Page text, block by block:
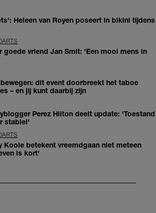
Heleen van Royen poseert in bikini tijdens
goede vriend Jan Smit: 'Een mooi mens in
dit event doorbreekt het taboe
– en jij kunt daarbij zijn
Perez Hilton deelt update: 'Toestand
stabiel'
Koole betekent vreemdgaan niet meteen
is kort'